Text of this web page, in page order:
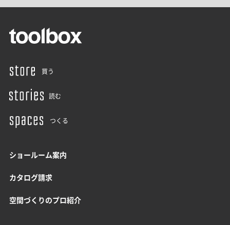
買う
読む
つくる
ショールーム案内
カタログ請求
空間づくりのプロ紹介